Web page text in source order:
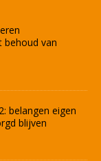
behoud van
belangen eigen
blijven